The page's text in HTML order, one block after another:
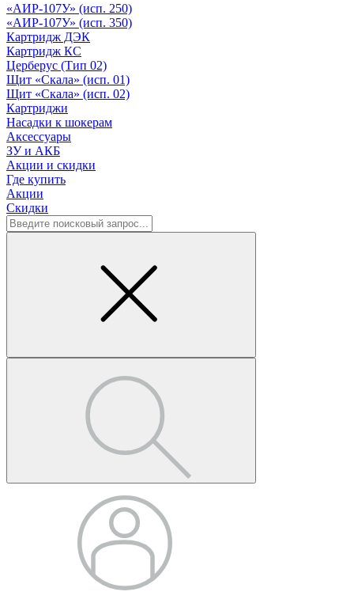
«АИР-107У» (исп. 250)
«АИР-107У» (исп. 350)
Картридж ДЭК
Картридж КС
Церберус (Тип 02)
Щит «Скала» (исп. 01)
Щит «Скала» (исп. 02)
Картриджи
Насадки к шокерам
Аксессуары
ЗУ и АКБ
Акции и скидки
Где купить
Акции
Скидки